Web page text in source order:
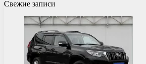
Свежие записи